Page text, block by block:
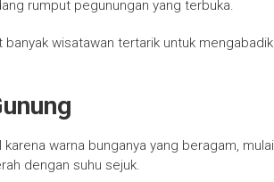
rumput pegunungan yang terbuka.
banyak wisatawan tertarik untuk
warna bunganya yang beragam,
dengan suhu sejuk.